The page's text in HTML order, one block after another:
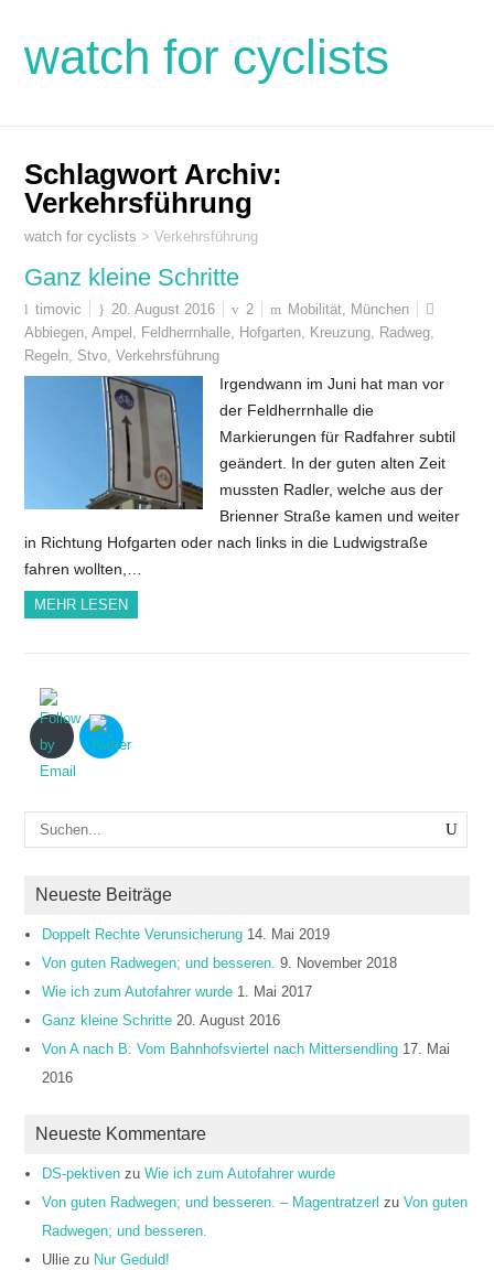
watch for cyclists
Schlagwort Archiv:
Verkehrsführung
watch for cyclists >Verkehrsführung
Ganz kleine Schritte
timovic 20. August 2016 2 Mobilität, München
Abbiegen,Ampel , Feldherrnhalle, Hofgarten, Kreuzung, Radweg,
Regeln, Stvo,Verkehrsführung
Irgendwann im Juni hat man vor
der Feldherrnhalle die
Markierungen für Radfahrer subtil
geändert. In der guten alten Zeit
mussten Radler, welche aus der
Brienner Straße kamen und weiter
in Richtung Hofgarten oder nach links in die Ludwigstraße
fahren wollten,…
MEHR LESEN
Neueste Beiträge
Doppelt Rechte Verunsicherung 14. Mai 2019
Von guten Radwegen; und besseren. 9. November 2018
Wie ich zum Autofahrer wurde 1. Mai 2017
Ganz kleine Schritte 20. August 2016
Von A nach B: Vom Bahnhofsviertel nach Mittersendling 17. Mai
2016
Neueste Kommentare
DS-pektiven zuWie ich zum Autofahrer wurde
Von guten Radwegen; und besseren. – Magentratzerl zuVon guten
Radwegen; und besseren.
Ullie zu Nur Geduld!